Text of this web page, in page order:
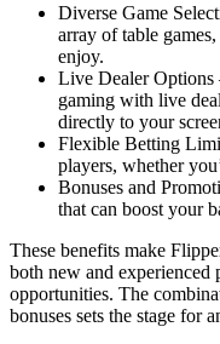
Diverse Game
array of table
enjoy.
Live Dealer Options
gaming with live
directly to your
Flexible Betting
players, whether
Bonuses and
that can boost your
These benefits make
both new and
opportunities. The
bonuses sets the stage for